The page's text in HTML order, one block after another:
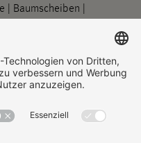
| Baumscheiben |
|Kontakt|